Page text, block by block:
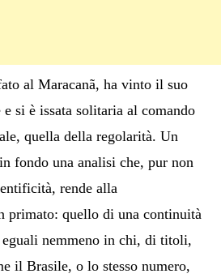
al Maracanã, ha vinto il suo
si è issata solitaria al comando
quella della regolarità. Un
fondo una analisi che, pur non
rende alla
primato: quello di una continuità
nemmeno in chi, di titoli,
il Brasile, o lo stesso numero,